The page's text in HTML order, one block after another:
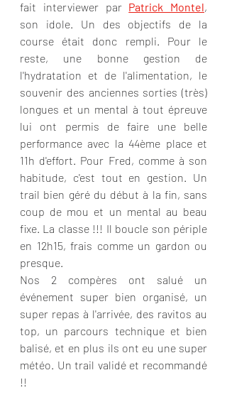
fait interviewer par Patrick Montel,
son idole. Un des objectifs de la
course était donc rempli. Pour le
reste, une bonne gestion de
l'hydratation et de l'alimentation, le
souvenir des anciennes sorties (très)
longues et un mental à tout épreuve
lui ont permis de faire une belle
performance avec la 44ème place et
11h d'effort. Pour Fred, comme à son
habitude, c'est tout en gestion. Un
trail bien géré du début à la fin, sans
coup de mou et un mental au beau
fixe. La classe !!! Il boucle son périple
en 12h15, frais comme un gardon ou
presque.
Nos 2 compères ont salué un
événement super bien organisé, un
super repas à l'arrivée, des ravitos au
top, un parcours technique et bien
balisé, et en plus ils ont eu une super
météo. Un trail validé et recommandé
!!